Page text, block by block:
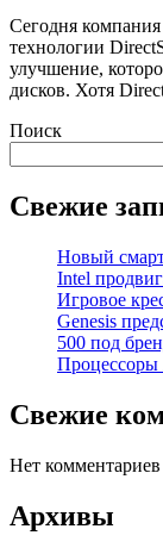
Сегодня
технологии
улучшение,
дисков. Хотя
Поиск
Свежие
Новый
Intel
Игровое
Genesis
500 под
Свежие
Нет
Архивы